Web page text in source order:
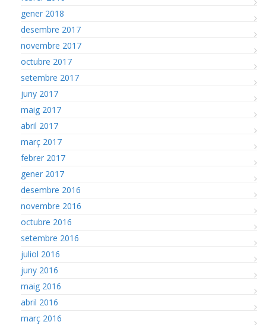
gener 2018
desembre 2017
novembre 2017
octubre 2017
setembre 2017
juny 2017
maig 2017
abril 2017
març 2017
febrer 2017
gener 2017
desembre 2016
novembre 2016
octubre 2016
setembre 2016
juliol 2016
juny 2016
maig 2016
abril 2016
març 2016